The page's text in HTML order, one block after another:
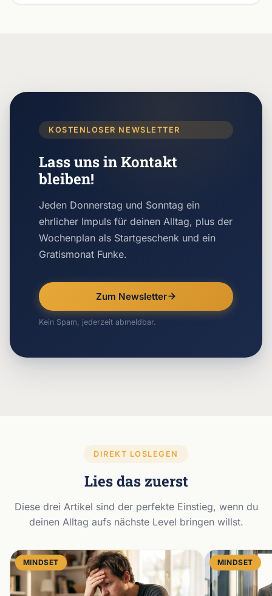
KOSTENLOSER NEWSLETTER
Lass uns in Kontakt
bleiben!
Jeden Donnerstag und Sonntag ein
ehrlicher Impuls für deinen Alltag, plus der
Wochenplan als Startgeschenk und ein
Gratismonat Funke.
Zum Newsletter
Kein Spam, jederzeit abmeldbar.
DIREKT LOSLEGEN
Lies das zuerst
Diese drei Artikel sind der perfekte Einstieg, wenn du
deinen Alltag aufs nächste Level bringen willst.
MINDSET MINDSET